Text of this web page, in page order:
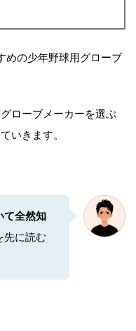
めの少年野球用グローブ
ローブメーカーを選ぶ
いきます。
て全然知
先に読む